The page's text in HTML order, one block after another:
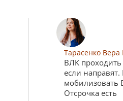
Тарасенко
ВЛК
если направят.
мобилизовать
Отсрочка есть